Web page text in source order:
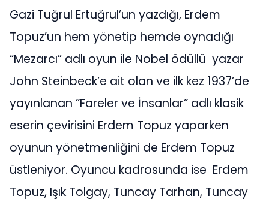
Gazi Tuğrul Ertuğrul’un yazdığı, Erdem
Topuz’un hem yönetip hemde oynadığı
“Mezarcı” adlı oyun ile Nobel ödüllü yazar
John Steinbeck’e ait olan ve ilk kez 1937’de
yayınlanan ”Fareler ve İnsanlar” adlı klasik
eserin çevirisini Erdem Topuz yaparken
oyunun yönetmenliğini de Erdem Topuz
üstleniyor. Oyuncu kadrosunda ise Erdem
Topuz, Işık Tolgay, Tuncay Tarhan, Tuncay